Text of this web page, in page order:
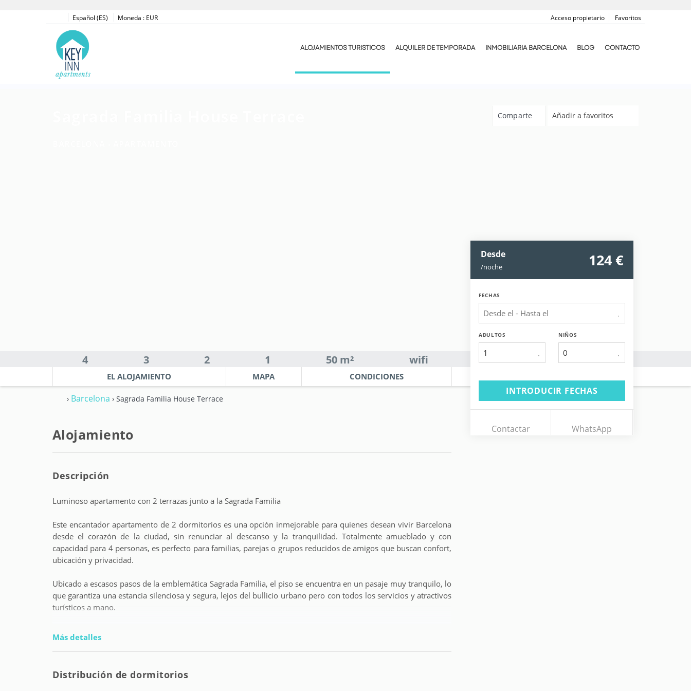
Español (ES) Moneda : EUR Favoritos
Acceso propietario
ALOJAMIENTOS TURISTICOS ALQUILER DE TEMPORADA INMOBILIARIA BARCELONA BLOG CONTACTO
Añadir a favoritos
Comparte
4 3 2 1 50 m² wifi
EL ALOJAMIENTO MAPA CONDICIONES
› Barcelona › Sagrada Familia House Terrace
Desde
/noche 124 €
FECHAS
ADULTOS
1
NIÑOS
INTRODUCIR FECHAS
Contactar WhatsApp
Alojamiento
Descripción
Luminoso apartamento con 2 terrazas junto a la Sagrada Familia
Este encantador apartamento de 2 dormitorios es una opción inmejorable para quienes desean vivir Barcelona
desde el corazón de la ciudad, sin renunciar al descanso y la tranquilidad. Totalmente amueblado y con
capacidad para 4 personas, es perfecto para familias, parejas o grupos reducidos de amigos que buscan confort,
ubicación y privacidad.
Ubicado a escasos pasos de la emblemática Sagrada Familia, el piso se encuentra en un pasaje muy tranquilo, lo
que garantiza una estancia silenciosa y segura, lejos del bullicio urbano pero con todos los servicios y atractivos
turísticos a mano.
ideales para desayunar al aire libre, relajarse con una copa al atardecer o simplemente desconectar después de
un día explorando la ciudad.
El apartamento está equipado con todo lo necesario para una estancia cómoda: cocina completa, aire
Más detalles
Distribución de dormitorios